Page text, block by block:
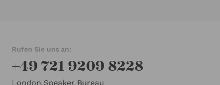
Rufen Sie uns an:
+49 721 9209 8228
London Speaker Bureau